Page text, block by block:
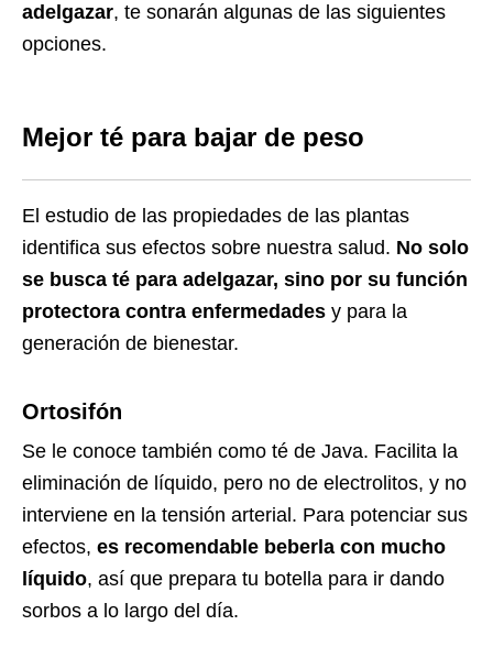
adelgazar, te sonarán algunas de las siguientes
opciones.
Mejor té para bajar de peso
El estudio de las propiedades de las plantas
identifica sus efectos sobre nuestra salud. No solo
se busca té para adelgazar, sino por su función
protectora contra enfermedades y para la
generación de bienestar.
Ortosifón
Se le conoce también como té de Java. Facilita la
eliminación de líquido, pero no de electrolitos, y no
interviene en la tensión arterial. Para potenciar sus
efectos, es recomendable beberla con mucho
líquido, así que prepara tu botella para ir dando
sorbos a lo largo del día.